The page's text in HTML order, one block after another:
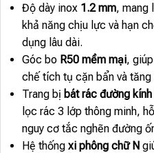
Độ dày inox 1.2 mm, mang
khả năng chịu lực và hạn
dụng lâu dài.
Góc bo R50 mềm mại,
chế tích tụ cặn bẩn và
Trang bị bát rác đường
lọc rác 3 lớp thông minh,
nguy cơ tắc nghẽn đường
Hệ thống xi phông chữ N